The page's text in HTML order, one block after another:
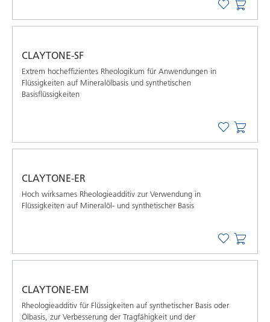
CLAYTONE-SF
Extrem hochefﬁzientes Rheologikum für Anwendungen in
Flüssigkeiten auf Mineralölbasis und synthetischen
Basisﬂüssigkeiten
CLAYTONE-ER
Hoch wirksames Rheologieadditiv zur Verwendung in
Flüssigkeiten auf Mineralöl- und synthetischer Basis
CLAYTONE-EM
Rheologieadditiv für Flüssigkeiten auf synthetischer Basis oder
Ölbasis, zur Verbesserung der Tragfähigkeit und der